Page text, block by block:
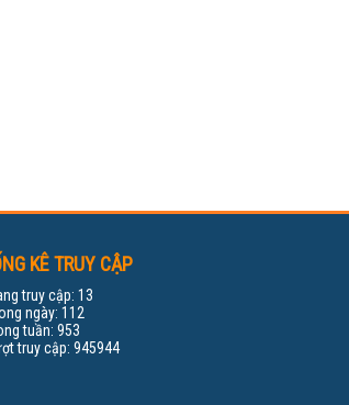
KÊ TRUY CẬP
truy cập: 13
ngày: 112
tuần: 953
truy cập: 945944